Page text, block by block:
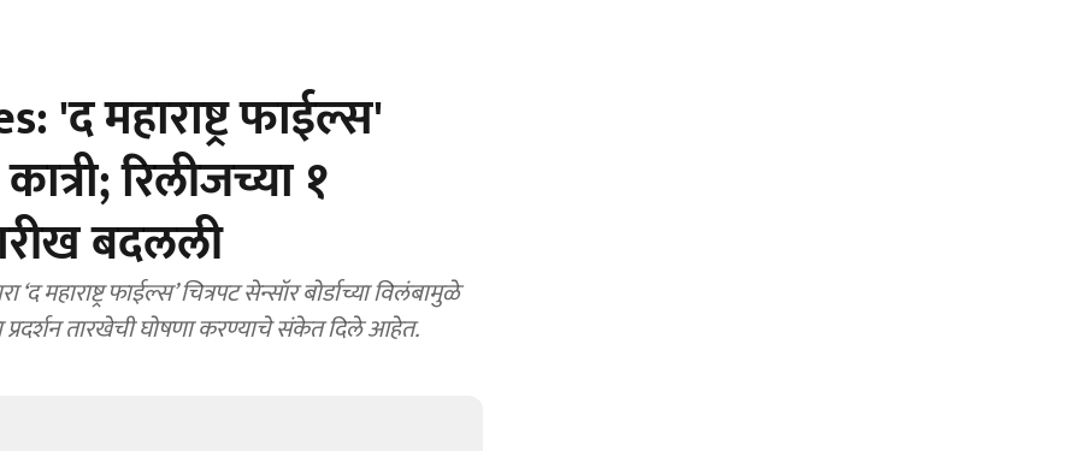
महाराष्ट्र फाईल्स'
रिलीजच्या १
बदलली
महाराष्ट्र फाईल्स’ चित्रपट सेन्सॉर बोर्डाच्या विलंबामुळे
तारखेची घोषणा करण्याचे संकेत दिले आहेत.